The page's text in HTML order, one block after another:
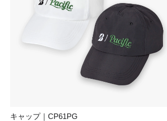
キャップ｜CP61PG